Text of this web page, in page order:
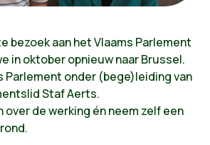
bezoek aan het Vlaams Parlement
in oktober opnieuw naar Brussel.
Parlement onder (bege)leiding van
Staf Aerts.
over de werking én neem zelf een